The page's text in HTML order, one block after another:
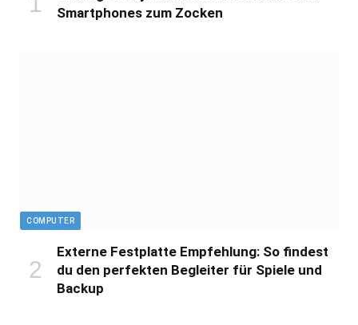
Smartphones zum Zocken
COMPUTER
Externe Festplatte Empfehlung: So findest
du den perfekten Begleiter für Spiele und
Backup